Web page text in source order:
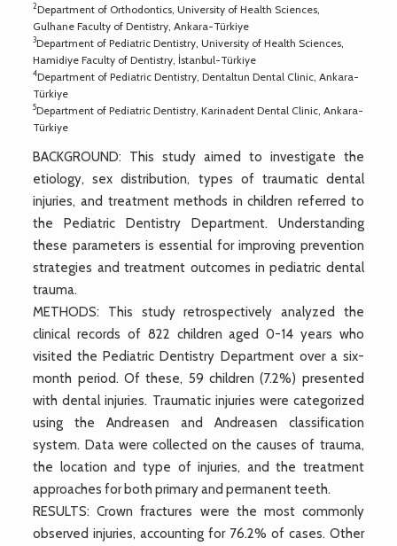
2Department of Orthodontics, University of Health Sciences,
Gulhane Faculty of Dentistry, Ankara-Türkiye
3Department of Pediatric Dentistry, University of Health Sciences,
Hamidiye Faculty of Dentistry, İstanbul-Türkiye
4Department of Pediatric Dentistry, Dentaltun Dental Clinic, Ankara-
Türkiye
5Department of Pediatric Dentistry, Karinadent Dental Clinic, Ankara-
Türkiye
BACKGROUND: This study aimed to investigate the
etiology, sex distribution, types of traumatic dental
injuries, and treatment methods in children referred to
the Pediatric Dentistry Department. Understanding
these parameters is essential for improving prevention
strategies and treatment outcomes in pediatric dental
trauma.
METHODS: This study retrospectively analyzed the
clinical records of 822 children aged 0-14 years who
visited the Pediatric Dentistry Department over a six-
month period. Of these, 59 children (7.2%) presented
with dental injuries. Traumatic injuries were categorized
using the Andreasen and Andreasen classification
system. Data were collected on the causes of trauma,
the location and type of injuries, and the treatment
approaches for both primary and permanent teeth.
RESULTS: Crown fractures were the most commonly
observed injuries, accounting for 76.2% of cases. Other